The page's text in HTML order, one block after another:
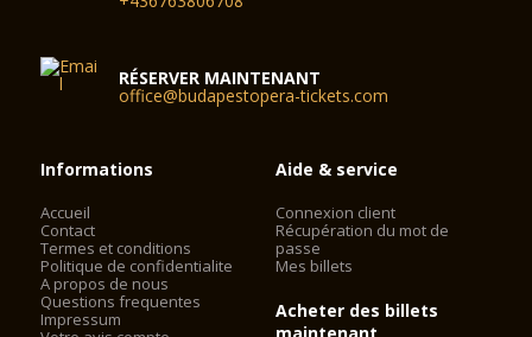
RÉSERVER MAINTENANT
office@budapestopera-tickets.com
Informations
Accueil
Contact
Termes et conditions
Politique de confidentialite
A propos de nous
Questions frequentes
Impressum
Aide & service
Connexion client
Récupération du mot de
passe
Mes billets
Acheter des billets